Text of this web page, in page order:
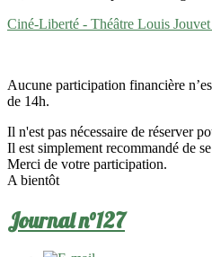
Ciné-Liberté - Théâtre Louis Jouvet
Aucune participation financière
de 14h.
Il n'est pas nécessaire de réserver
Il est simplement recommandé de
Merci de votre participation.
A bientôt
Journal n°127